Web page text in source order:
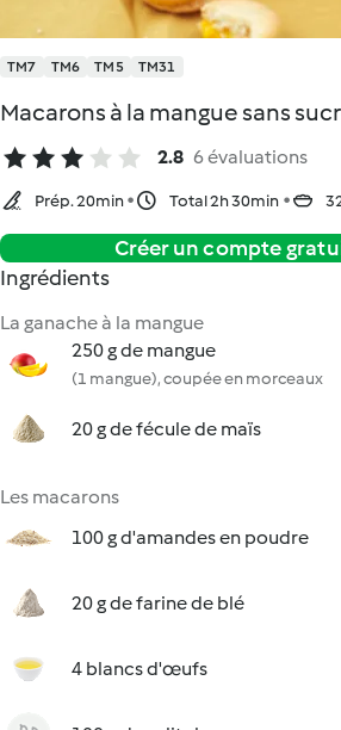
TM7 TM6 TM5 TM31
Macarons à la mangue sans
2.8 6 évaluations
Prép. 20min Total 2h 30min
Créer un compte
Ingrédients
La ganache à la mangue
250 g de mangue
(1 mangue), coupée en morceaux
20 g de fécule de maïs
Les macarons
100 g d'amandes en poudre
20 g de farine de blé
4 blancs d'œufs